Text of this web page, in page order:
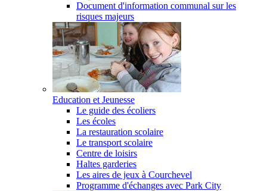
Document d'information communal sur les
risques majeurs
Education et Jeunesse
Le guide des écoliers
Les écoles
La restauration scolaire
Le transport scolaire
Centre de loisirs
Haltes garderies
Les aires de jeux à Courchevel
Programme d'échanges avec Park City